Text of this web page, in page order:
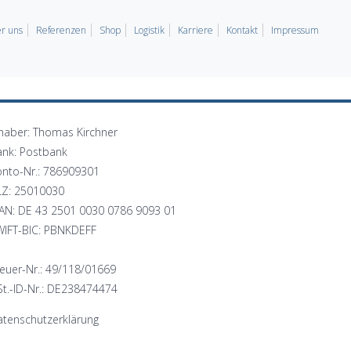
uns Referenzen Shop Logistik Karriere Kontakt Impressum
Thomas Kirchner
Postbank
Nr.: 786909301
25010030
DE 43 2501 0030 0786 9093 01
BIC: PBNKDEFF
Nr.: 49/118/01669
ID-Nr.: DE238474474